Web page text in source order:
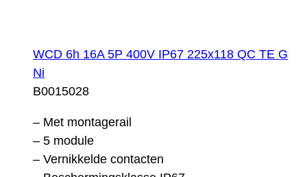
WCD 6h 16A 5P 400V IP67 225x118 QC TE G
Ni
B0015028
– Met montagerail
– 5 module
– Vernikkelde contacten